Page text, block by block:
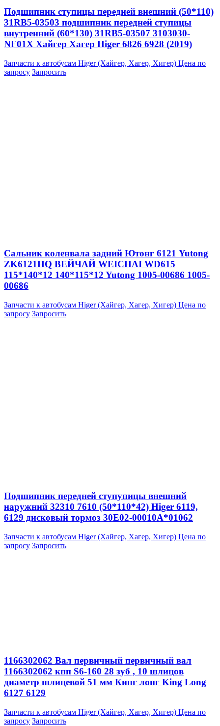
Подшипник ступицы передней внешний (50*110)
31RB5-03503 подшипник передней ступицы
внутренний (60*130) 31RB5-03507 3103030-
NF01X Хайгер Хагер Higer 6826 6928 (2019)
Запчасти к автобусам Higer (Хайгер, Хагер, Хигер) Цена по
запросу Запросить
Сальник коленвала задний Ютонг 6121 Yutong
ZK6121HQ ВЕЙЧАЙ WEICHAI WD615
115*140*12 140*115*12 Yutong 1005-00686 1005-
00686
Запчасти к автобусам Higer (Хайгер, Хагер, Хигер) Цена по
запросу Запросить
Подшипник передней ступупицы внешний
наружний 32310 7610 (50*110*42) Higer 6119,
6129 дисковый тормоз 30E02-00010A*01062
Запчасти к автобусам Higer (Хайгер, Хагер, Хигер) Цена по
запросу Запросить
1166302062 Вал первичный первичный вал
1166302062 кпп S6-160 28 зуб , 10 шлицов
диаметр шлицевой 51 мм Кинг лонг King Long
6127 6129
Запчасти к автобусам Higer (Хайгер, Хагер, Хигер) Цена по
запросу Запросить